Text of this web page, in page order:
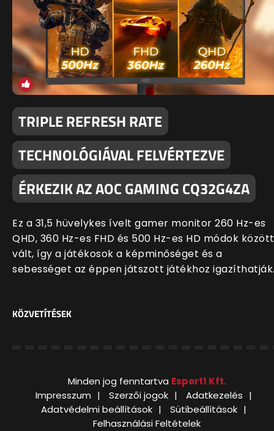
TRIPLE REFRESH RATE
TECHNOLÓGIÁVAL FELVÉRTEZVE
ÉRKEZIK AZ AOC GAMING CQ32G4ZA
Ez a 31,5 hüvelykes ívelt gamer monitor 260 Hz-es
QHD, 360 Hz-es FHD és 500 Hz-es HD módok között
vált, így a játékosok a képminőséget és a
sebességet az éppen játszott játékhoz
KÖZVETÍTÉSEK
Minden jog fenntartva Esport1 Kft.
Impresszum
Szerzői jogok
Adatkezelés
Adatvédelmi beállítások
Sütibeállítások
Felhasználási Feltételek